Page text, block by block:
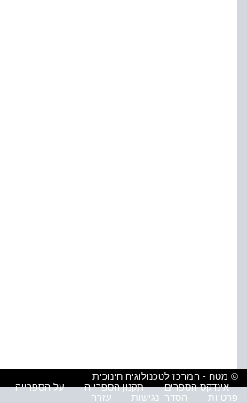
© מטח - המרכז לטכנולוגיה חינוכית
אינדקס הספרים
תקנון הספרייה על הספרייה
פרטיות
הסדרי נגישות עזרה